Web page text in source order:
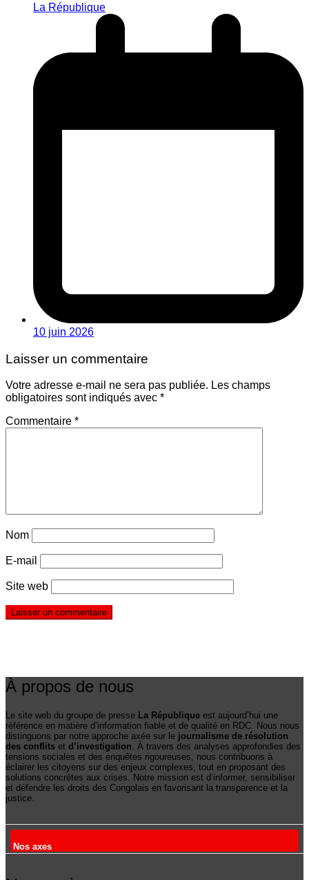
La République
10 juin 2026
Laisser un commentaire
Votre adresse e-mail ne sera pas publiée. Les champs
obligatoires sont indiqués avec *
Commentaire *
Nom
E-mail
Site web
À propos de nous
Le site web du groupe de presse La République est aujourd’hui une
référence en matière d’information fiable et de qualité en RDC. Nous nous
distinguons par notre approche axée sur le journalisme de résolution
des conflits et d’investigation. À travers des analyses approfondies des
tensions sociales et des enquêtes rigoureuses, nous contribuons à
éclairer les citoyens sur des enjeux complexes, tout en proposant des
solutions concrètes aux crises. Notre mission est d’informer, sensibiliser
et défendre les droits des Congolais en favorisant la transparence et la
justice.
Nos axes